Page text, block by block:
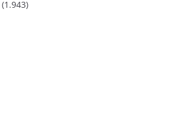
(1.943)